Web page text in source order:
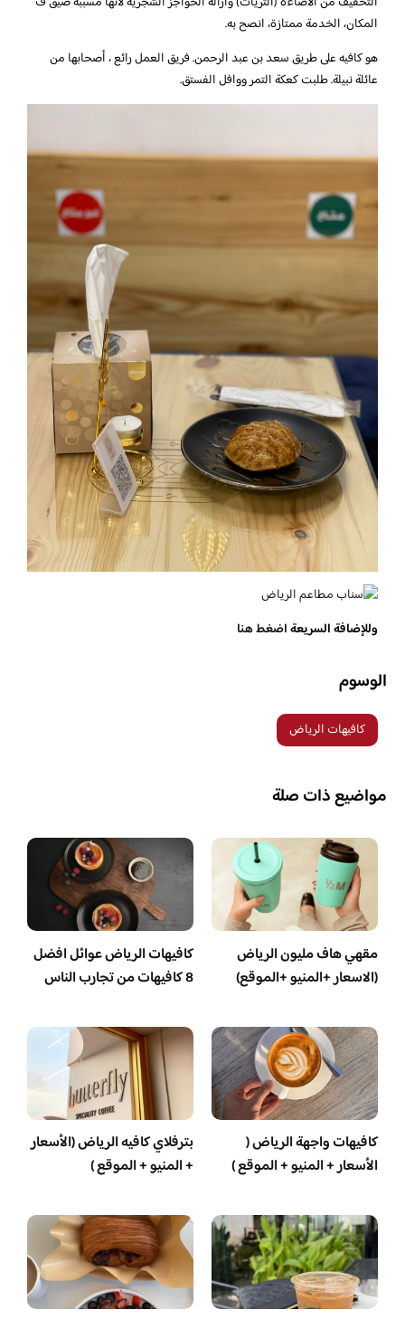
المكان، الخدمة ممتازة، انصح به.
هو كافيه على طريق سعد بن عبد الرحمن. فريق العمل رائع ، أصحابها من
عائلة نبيلة. طلبت كعكة التمر ووافل الفستق.
وللإضافة السريعةاضغط هنا
الوسوم
كافيهات الرياض
مواضيع ذات صلة
مقهي هاف مليون الرياض
(الاسعار +المنيو +الموقع)
كافيهات الرياض عوائل افضل
8 كافيهات من تجارب الناس
كافيهات واجهة الرياض (
الأسعار + المنيو + الموقع )
بترفلاي كافيه الرياض (الأسعار
+ المنيو + الموقع )